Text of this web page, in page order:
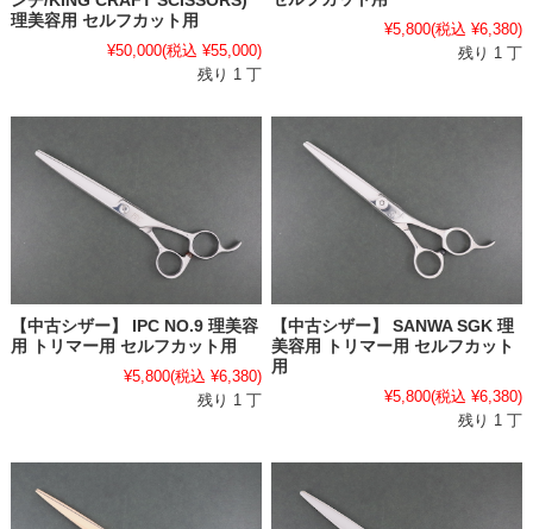
理美容用 セルフカット用
¥50,000(税込 ¥55,000)
残り 1 丁
¥5,800(税込 ¥6,380)
残り 1 丁
【中古シザー】 IPC NO.9 理美容
用 トリマー用 セルフカット用
¥5,800(税込 ¥6,380)
残り 1 丁
【中古シザー】 SANWA SGK 理
美容用 トリマー用 セルフカット
用
¥5,800(税込 ¥6,380)
残り 1 丁